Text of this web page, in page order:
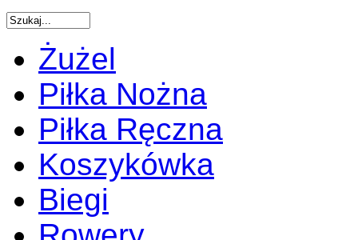
Żużel
Piłka Nożna
Piłka Ręczna
Koszykówka
Biegi